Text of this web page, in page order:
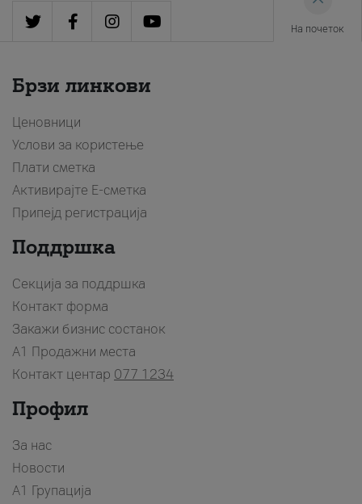
На почеток
Брзи линкови
Ценовници
Услови за користење
Плати сметка
Активирајте Е-сметка
Припејд регистрација
Поддршка
Секција за поддршка
Контакт форма
Закажи бизнис состанок
A1 Продажни места
Контакт центар 077 1234
Профил
За нас
Новости
А1 Групација